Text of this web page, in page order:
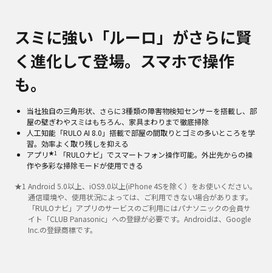
スミに強い「ルーロ」がさらに賢
く進化して登場。スマホで操作
も。
当社独自の三角形状、さらに3種類の障害物検知センサーを搭載し、部
屋の壁ぎわやスミはもちろん、家具まわりまで徹底掃除
人工知能「RULO AI 8.0」搭載で部屋の間取りとゴミの多いところを学
習。効率よく取り残しを抑える
アプリ★1
「RULOナビ」でスマートフォン操作可能。外出先からの操
作や多彩な掃除モードが使用できる
★1 Android 5.0以上、iOS9.0以上(iPhone 4Sを除く）をお使いください。
通信環境や、使用状況によっては、ご利用できない場合があります。
「RULOナビ」アプリのサービスのご利用にはパナソニックの会員サ
イト「CLUB Panasonic」への登録が必要です。Androidは、Google
Inc.の登録商標です。